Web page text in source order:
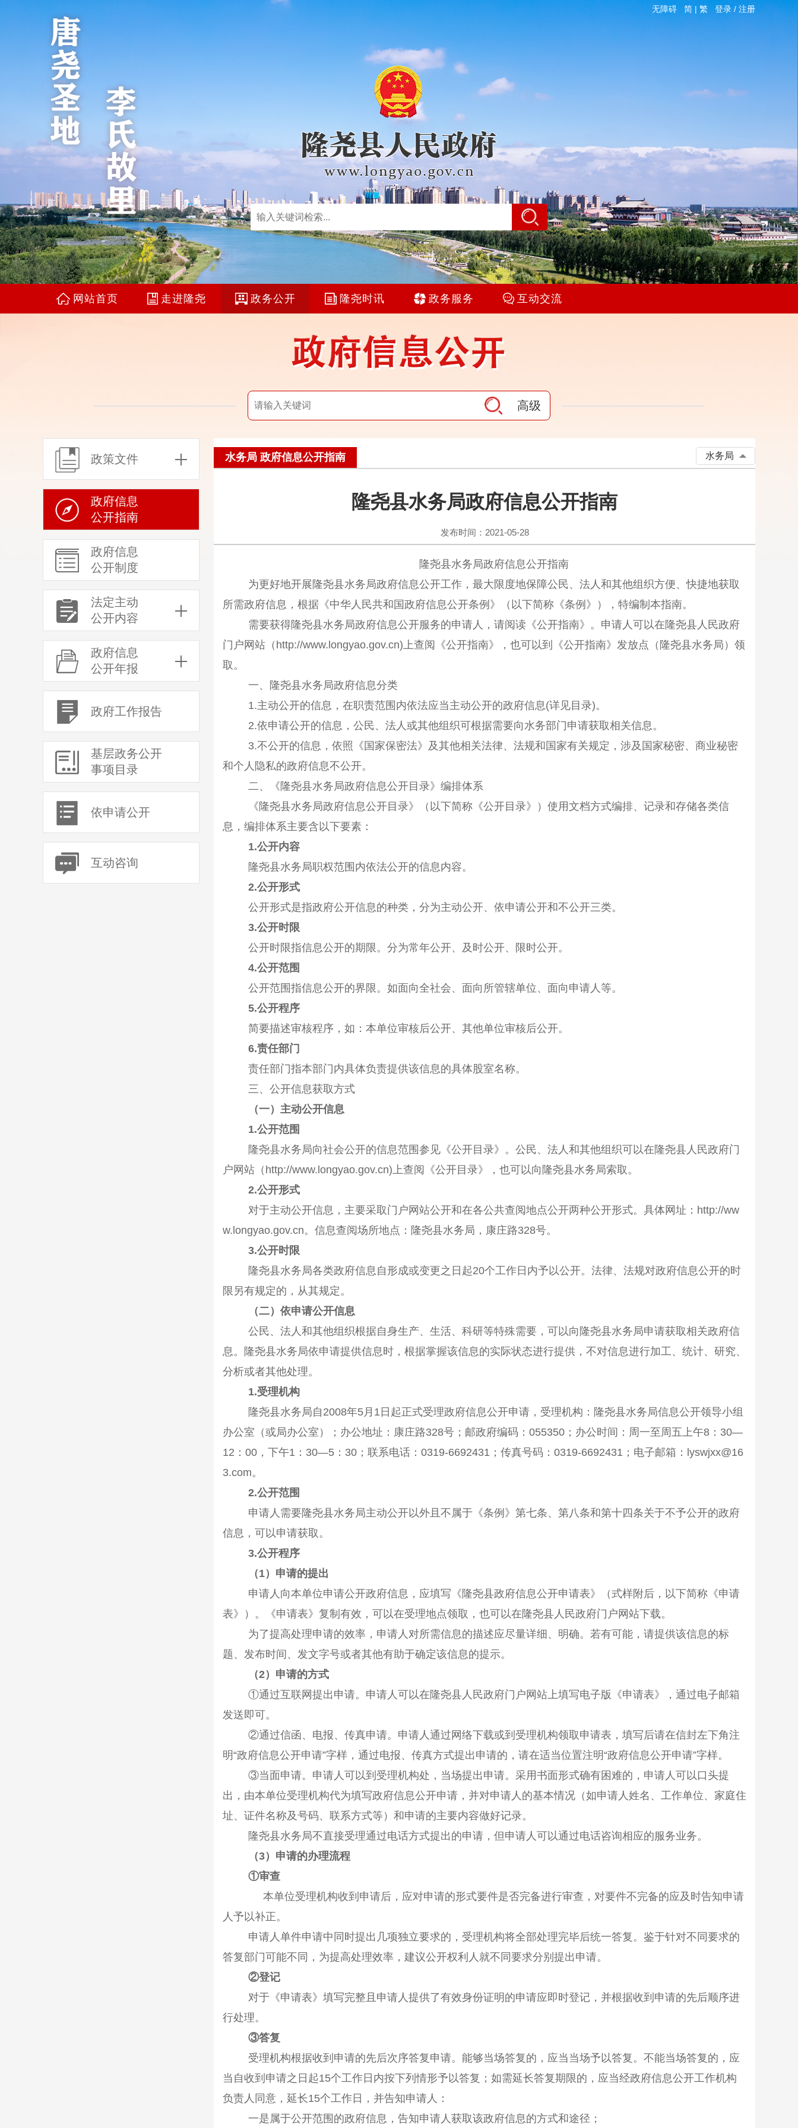
无障碍 简 |繁 登录/ 注册
网站首页 走进隆尧 政务公开 隆尧时讯 政务服务 互动交流
高级
政策文件
政府信息
公开指南
政府信息
公开制度
法定主动
公开内容
政府信息
公开年报
政府工作报告
基层政务公开
事项目录
依申请公开
互动咨询
水务局 政府信息公开指南 水务局
隆尧县水务局政府信息公开指南
发布时间：2021-05-28
隆尧县水务局政府信息公开指南
为更好地开展隆尧县水务局政府信息公开工作，最大限度地保障公民、法人和其他组织方便、快捷地获取
所需政府信息，根据《中华人民共和国政府信息公开条例》
（ 以下简称《条例》 ）
，特编制本指南。
需要获得隆尧县水务局政府信息公开服务的申请人，请阅读《公开指南》。申请人可以在隆尧县人民政府
门户网站（ http://www.longyao.gov.cn)上查阅《公开指南》，也可以到《公开指南》发放点（ 隆尧县水务局）领
取。
一、 隆尧县水务局政府信息分类
1.主动公开的信息，在职责范围内依法应当主动公开的政府信息(详见目录)。
2.依申请公开的信息，公民、法人或其他组织可根据需要向水务部门申请获取相关信息。
3.不公开的信息，依照《国家保密法》及其他相关法律、法规和国家有关规定，涉及国家秘密、商业秘密
和个人隐私的政府信息不公开。
二、《 隆尧县水务局政府信息公开目录》编排体系
《隆尧县水务局政府信息公开目录》
（ 以下简称《公开目录》 ） 使用文档方式编排、记录和存储各类信
息，编排体系主要含以下要素：
1.公开内容
隆尧县水务局职权范围内依法公开的信息内容。
2.公开形式
公开形式是指政府公开信息的种类，分为主动公开、依申请公开和不公开三类。
3.公开时限
公开时限指信息公开的期限。分为常年公开、及时公开、限时公开。
4.公开范围
公开范围指信息公开的界限。如面向全社会、面向所管辖单位、面向申请人等。
5.公开程序
简要描述审核程序，如：本单位审核后公开、其他单位审核后公开。
6.责任部门
责任部门指本部门内具体负责提供该信息的具体股室名称。
三、公开信息获取方式
（一）主动公开信息
1.公开范围
隆尧县水务局向社会公开的信息范围参见《公开目录》。公民、法人和其他组织可以在隆尧县人民政府门
户网站（ http://www.longyao.gov.cn)上查阅《公开目录》，也可以向 隆尧县水务局索取。
2.公开形式
对于主动公开信息，主要采取门户网站公开和在各公共查阅地点公开两种公开形式。具体网址： http://ww
w.longyao.gov.cn。信息查阅场所地点： 隆尧县水务局， 康庄路328号。
3.公开时限
隆尧县水务局各类政府信息自形成或变更之日起20个工作日内予以公开。法律、法规对政府信息公开的时
限另有规定的，从其规定。
（二）依申请公开信息
公民、法人和其他组织根据自身生产、生活、科研等特殊需要，可以向 隆尧县水务局申请获取相关政府信
息。 隆尧县水务局依申请提供信息时，根据掌握该信息的实际状态进行提供，不对信息进行加工、统计、研究、
分析或者其他处理。
1.受理机构
隆尧县水务局自 2008年5月 1 日起正式受理政府信息公开申请，受理机构： 隆尧县水务局信息公开领导小组
办公室（或局办公室）；办公地址： 康庄路328号；邮政府编码： 055350 ；办公时间：周一至周五上午8 ： 30—
12 ： 00 ，下午1 ： 30—5 ： 30 ；联系电话： 0319-6692431 ； 传真号码： 0319-6692431 ；电子邮箱 ： lyswjxx@16
3.com。
2.公开范围
申请人需要隆尧县水务局主动公开以外且不属于《条例》第七条、第八条和第十四条关于不予公开的政府
信息，可以申请获取。
3.公开程序
（1）申请的提出
申请人向本单位申请公开政府信息，应填写《 隆尧县政府信息公开申请表》（式样附后，以下简称《申请
表》）。《申请表》复制有效，可以在受理地点领取，也可以在隆尧县人民政府门户网站下载。
为了提高处理申请的效率，申请人对所需信息的描述应尽量详细、明确。若有可能，请提供该信息的标
题、发布时间、发文字号或者其他有助于确定该信息的提示。
（2）申请的方式
①通过互联网提出申请。申请人可以在隆尧县人民政府门户网站上填写电子版《申请表》，通过电子邮箱
发送即可。
②通过信函、电报、传真申请。申请人通过网络下载或到受理机构领取申请表，填写后请在信封左下角注
明“政府信息公开申请”字样，通过电报、传真方式提出申请的，请在适当位置注明“政府信息公开申请”字样。
③当面申请。申请人可以到受理机构处，当场提出申请。采用书面形式确有困难的，申请人可以口头提
出，由本单位受理机构代为填写政府信息公开申请，并对申请人的基本情况（如申请人姓名、工作单位、家庭住
址、证件名称及号码、联系方式等）和申请的主要内容做好记录。
隆尧县水务局不直接受理通过电话方式提出的申请，但申请人可以通过电话咨询相应的服务业务。
（3）申请的办理流程
①审查
本单位受理机构收到申请后，应对申请的形式要件是否完备进行审查，对要件不完备的应及时告知申请
人予以补正。
申请人单件申请中同时提出几项独立要求的，受理机构将全部处理完毕后统一答复。鉴于针对不同要求的
答复部门可能不同，为提高处理效率，建议公开权利人就不同要求分别提出申请。
②登记
对于《申请表》填写完整且申请人提供了有效身份证明的申请应即时登记，并根据收到申请的先后顺序进
行处理。
③答复
受理机构根据收到申请的先后次序答复申请。能够当场答复的，应当当场予以答复。不能当场答复的，应
当自收到申请之日起15个工作日内按下列情形予以答复；如需延长答复期限的，应当经政府信息公开工作机构
负责人同意，延长15个工作日，并告知申请人：
一是属于公开范围的政府信息，告知申请人获取该政府信息的方式和途径；